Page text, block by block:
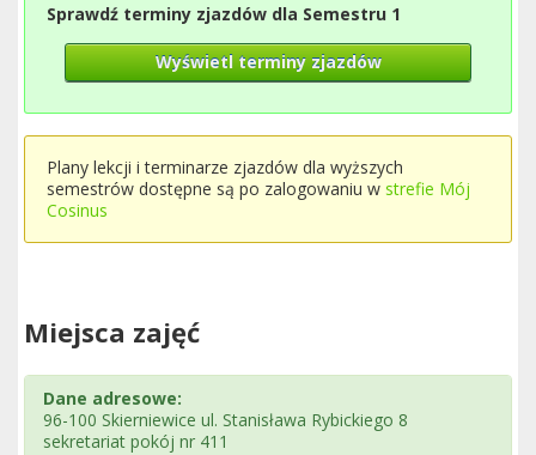
Sprawdź terminy zjazdów dla Semestru 1
Wyświetl terminy zjazdów
Plany lekcji i terminarze zjazdów dla wyższych
semestrów dostępne są po zalogowaniu w strefie Mój
Cosinus
Miejsca zajęć
Dane adresowe:
96-100 Skierniewice ul. Stanisława Rybickiego 8
sekretariat pokój nr 411